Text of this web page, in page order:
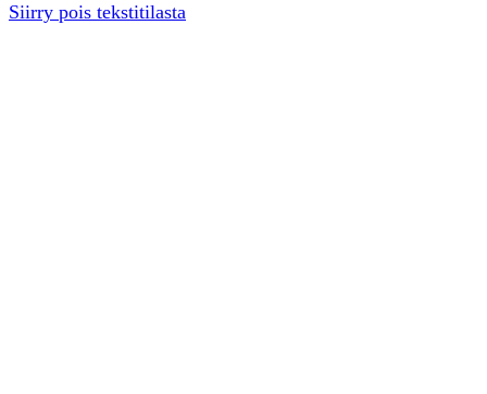
Siirry pois tekstitilasta